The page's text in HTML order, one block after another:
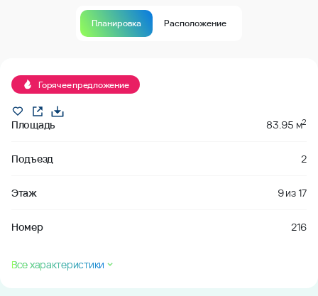
Планировка Расположение
Горячее предложение
Площадь 83.95 м2
Подъезд 2
Этаж 9из17
Номер 216
Все характеристики